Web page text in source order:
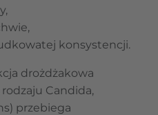
konsystencji.
drożdżakowa
rodzaju Candida,
przebiega